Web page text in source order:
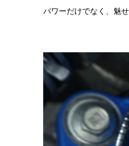
パワーだけでなく、魅